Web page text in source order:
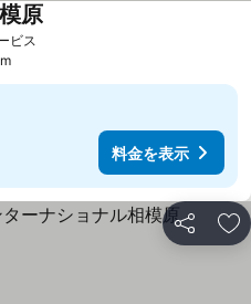
ビス
原
料金を表示
シェア お